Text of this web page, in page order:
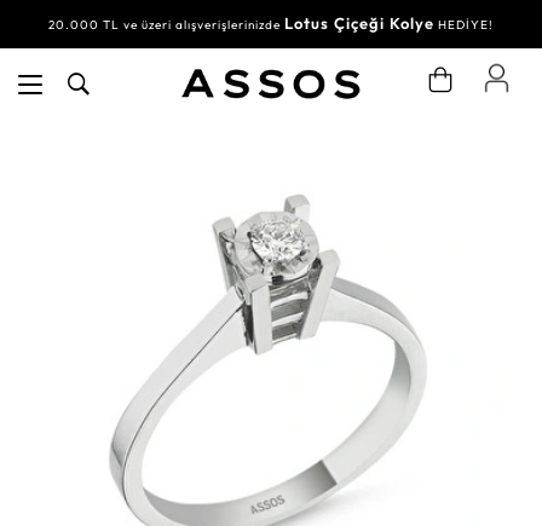
20.000 TL ve üzeri alışverişlerinizde Lotus Çiçeği Kolye HEDİYE!